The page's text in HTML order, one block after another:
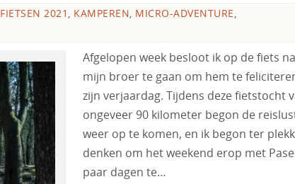
FIETSEN 2021 , KAMPEREN, MICRO-ADVENTURE,
Afgelopen week besloot ik op de fiets
mijn broer te gaan om hem te
zijn verjaardag. Tijdens deze fietstocht
ongeveer 90 kilometer begon de
weer op te komen, en ik begon ter
denken om het weekend erop met
paar dagen te…